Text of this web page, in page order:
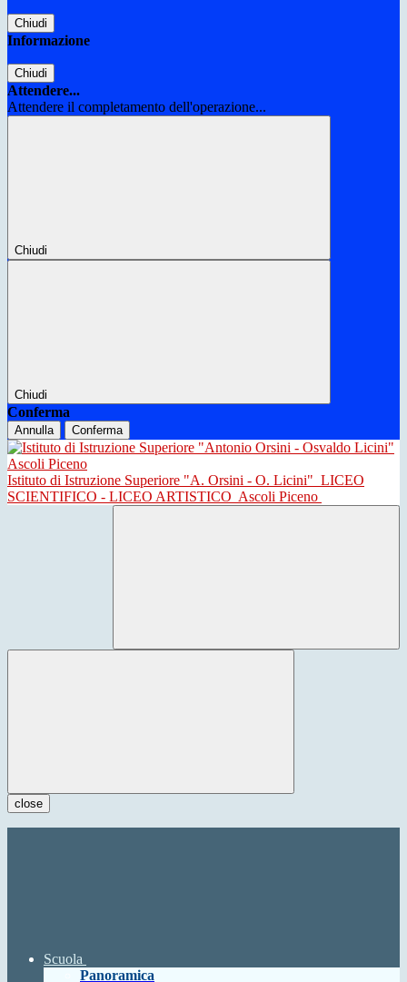
Chiudi
Informazione
Chiudi
Attendere...
Attendere il completamento dell'operazione...
Chiudi
Chiudi
Conferma
Annulla Conferma
Istituto di Istruzione Superiore "A. Orsini - O. Licini" LICEO
SCIENTIFICO - LICEO ARTISTICO Ascoli Piceno
close
Scuola
Panoramica